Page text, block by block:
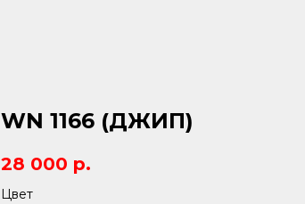
WN 1166 (ДЖИП)
28 000 р.
Цвет